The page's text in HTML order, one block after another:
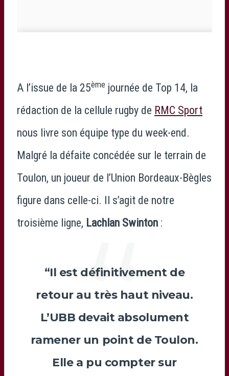
A l’issue de la 25ème journée de Top 14, la
rédaction de la cellule rugby de RMC Sport
nous livre son équipe type du week-end.
Malgré la défaite concédée sur le terrain de
Toulon, un joueur de l’Union Bordeaux-Bègles
figure dans celle-ci. Il s’agit de notre
troisième ligne, Lachlan Swinton :
“Il est définitivement de
retour au très haut niveau.
L’UBB devait absolument
ramener un point de Toulon.
Elle a pu compter sur